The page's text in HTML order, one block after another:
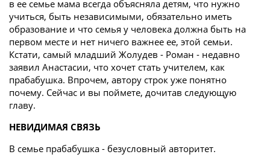
в ее семье мама всегда объясняла детям, что нужно
учиться, быть независимыми, обязательно иметь
образование и что семья у человека должна быть на
первом месте и нет ничего важнее ее, этой семьи.
Кстати, самый младший Жолудев - Роман - недавно
заявил Анастасии, что хочет стать учителем, как
прабабушка. Впрочем, автору строк уже понятно
почему. Сейчас и вы поймете, дочитав следующую
главу.
НЕВИДИМАЯ СВЯЗЬ
В семье прабабушка - безусловный авторитет.